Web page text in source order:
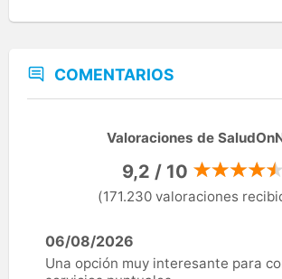
COMENTARIOS
Valoraciones de
9,2 / 10
(171.230 valoraciones
06/08/2026
Una opción muy interesante para